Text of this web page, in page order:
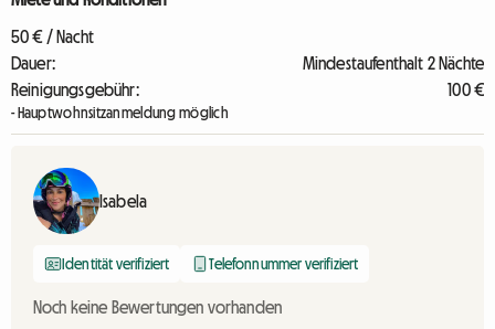
50 € / Nacht
Dauer:
Mindestaufenthalt 2 Nächte
Reinigungsgebühr:
100 €
- Hauptwohnsitzanmeldung möglich
Isabela
Identität verifiziert Telefonnummer verifiziert
Noch keine Bewertungen vorhanden